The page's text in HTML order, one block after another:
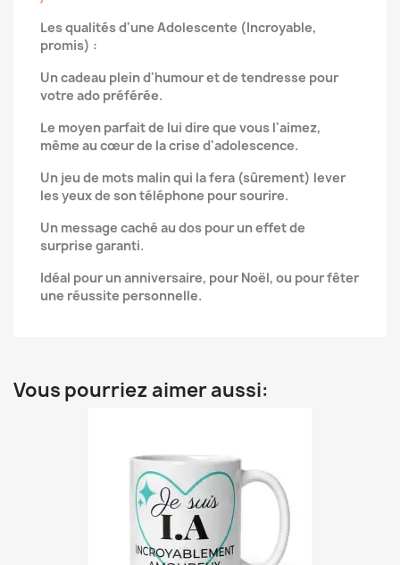
Les qualités d'une Adolescente (Incroyable,
promis) :
Un cadeau plein d'humour et de tendresse pour
votre ado préférée.
Le moyen parfait de lui dire que vous l'aimez,
même au cœur de la crise d'adolescence.
Un jeu de mots malin qui la fera (sûrement) lever
les yeux de son téléphone pour sourire.
Un message caché au dos pour un effet de
surprise garanti.
Idéal pour un anniversaire, pour Noël, ou pour fêter
une réussite personnelle.
Vous pourriez aimer aussi: